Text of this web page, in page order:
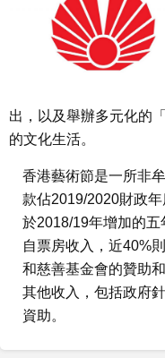
出，以及舉辦多元化的
的文化生活。
香港藝術節是一所非
款佔2019/2020財政
於2018/19年增加的
自票房收入，近40%
和慈善基金會的贊助
其他收入，包括政府
資助。